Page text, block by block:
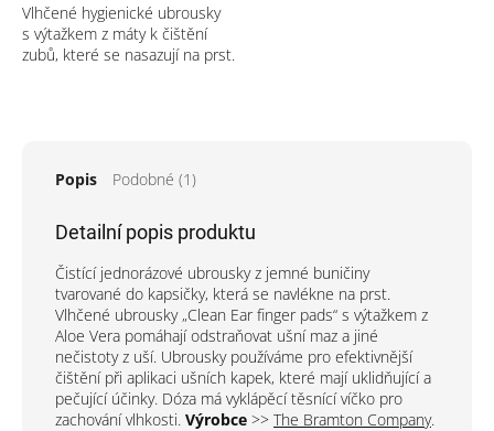
Vlhčené hygienické ubrousky
s výtažkem z máty k čištění
zubů, které se nasazují na prst.
Popis Podobné (1)
Detailní popis produktu
Čistící jednorázové ubrousky z jemné buničiny
tvarované do kapsičky, která se navlékne na prst.
Vlhčené ubrousky „Clean Ear finger pads“ s výtažkem z
Aloe Vera pomáhají odstraňovat ušní maz a jiné
nečistoty z uší. Ubrousky používáme pro efektivnější
čištění při aplikaci ušních kapek, které mají uklidňující a
pečující účinky. Dóza má vyklápěcí těsnící víčko pro
zachování vlhkosti. Výrobce >> The Bramton Company.